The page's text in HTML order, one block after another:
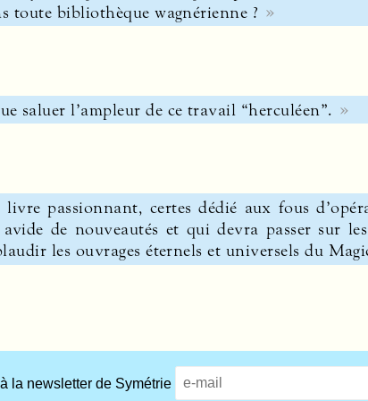
toute bibliothèque wagnérienne ?
saluer l’ampleur de ce travail “herculéen”.
passionnant, certes dédié aux fous
de nouveautés et qui devra passer sur
les ouvrages éternels et universels du
la newsletter de Symétrie